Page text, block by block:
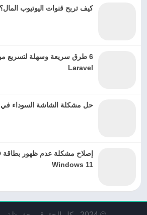
كيف تربح قنوات اليوتيوب المال؟
6 طرق سريعة وسهلة لتسريع
Laravel
حل مشكلة الشاشة السوداء في Skyrim
Windows 11